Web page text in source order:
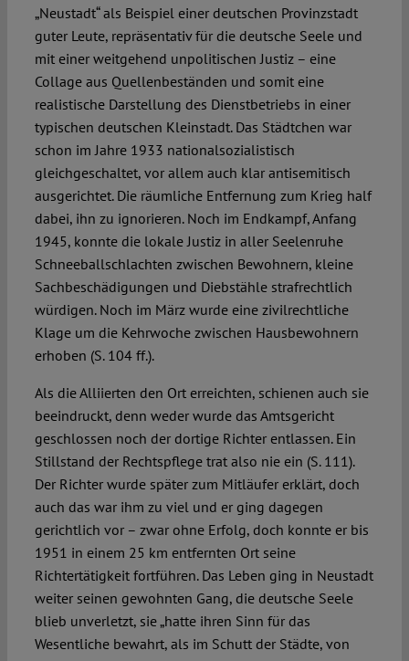
„Neustadt“ als Beispiel einer deutschen Provinzstadt
guter Leute, repräsentativ für die deutsche Seele und
mit einer weitgehend unpolitischen Justiz – eine
Collage aus Quellenbeständen und somit eine
realistische Darstellung des Dienstbetriebs in einer
typischen deutschen Kleinstadt. Das Städtchen war
schon im Jahre 1933 nationalsozialistisch
gleichgeschaltet, vor allem auch klar antisemitisch
ausgerichtet. Die räumliche Entfernung zum Krieg half
dabei, ihn zu ignorieren. Noch im Endkampf, Anfang
1945, konnte die lokale Justiz in aller Seelenruhe
Schneeballschlachten zwischen Bewohnern, kleine
Sachbeschädigungen und Diebstähle strafrechtlich
würdigen. Noch im März wurde eine zivilrechtliche
Klage um die Kehrwoche zwischen Hausbewohnern
erhoben (S. 104 ff.).
Als die Alliierten den Ort erreichten, schienen auch sie
beeindruckt, denn weder wurde das Amtsgericht
geschlossen noch der dortige Richter entlassen. Ein
Stillstand der Rechtspflege trat also nie ein (S. 111).
Der Richter wurde später zum Mitläufer erklärt, doch
auch das war ihm zu viel und er ging dagegen
gerichtlich vor – zwar ohne Erfolg, doch konnte er bis
1951 in einem 25 km entfernten Ort seine
Richtertätigkeit fortführen. Das Leben ging in Neustadt
weiter seinen gewohnten Gang, die deutsche Seele
blieb unverletzt, sie „hatte ihren Sinn für das
Wesentliche bewahrt, als im Schutt der Städte, von